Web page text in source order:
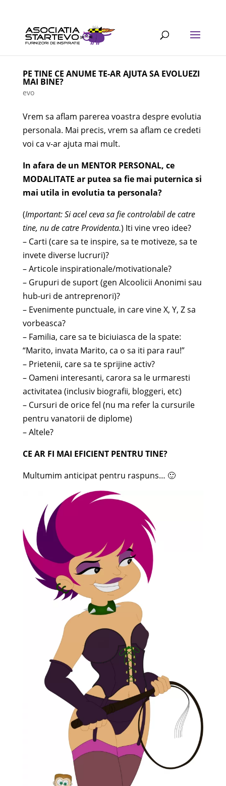
PE TINE CE ANUME TE-AR AJUTA SA EVOLUEZI
MAI BINE?
evo
Vrem sa aflam parerea voastra despre evolutia
personala. Mai precis, vrem sa aflam ce credeti
voi ca v-ar ajuta mai mult.
In afara de un MENTOR PERSONAL, ce
MODALITATE ar putea sa fie mai puternica si
mai utila in evolutia ta personala?
(Important: Si acel ceva sa fie controlabil de catre
tine, nu de catre Providenta.) Iti vine vreo idee?
– Carti (care sa te inspire, sa te motiveze, sa te
invete diverse lucruri)?
– Articole inspirationale/motivationale?
– Grupuri de suport (gen Alcoolicii Anonimi sau
hub-uri de antreprenori)?
– Evenimente punctuale, in care vine X, Y, Z sa
vorbeasca?
– Familia, care sa te biciuiasca de la spate:
“Marito, invata Marito, ca o sa iti para rau!”
– Prietenii, care sa te sprijine activ?
– Oameni interesanti, carora sa le urmaresti
activitatea (inclusiv biografii, bloggeri, etc)
– Cursuri de orice fel (nu ma refer la cursurile
pentru vanatorii de diplome)
– Altele?
CE AR FI MAI EFICIENT PENTRU TINE?
Multumim anticipat pentru raspuns… 🙂